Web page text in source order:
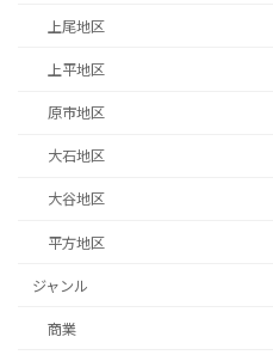
上尾地区
上平地区
原市地区
大石地区
大谷地区
平方地区
ジャンル
商業